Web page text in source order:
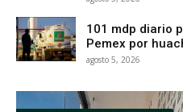
101 mdp diario
Pemex por
agosto 5, 2026